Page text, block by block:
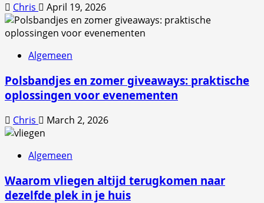
Chris April 19, 2026
Algemeen
Polsbandjes en zomer giveaways: praktische
oplossingen voor evenementen
Chris March 2, 2026
Algemeen
Waarom vliegen altijd terugkomen naar
dezelfde plek in je huis